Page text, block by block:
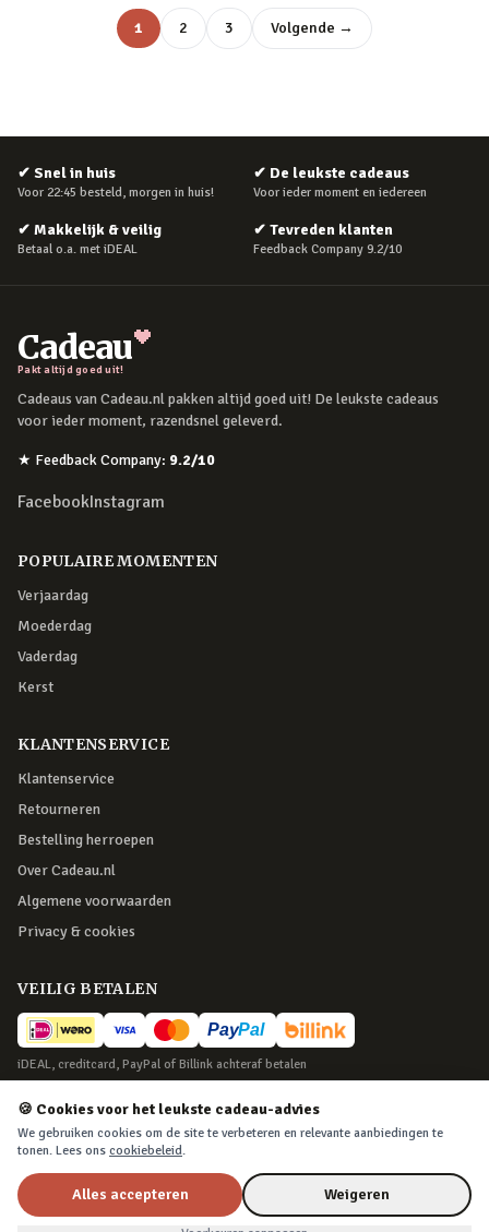
1 2 3 Volgende →
✔ Snel in huis
Voor 22:45 besteld, morgen in huis!
✔ De leukste cadeaus
Voor ieder moment en iedereen
✔ Makkelijk & veilig
Betaal o.a. met iDEAL
✔ Tevreden klanten
Feedback Company 9.2/10
Cadeau
Pakt altijd goed uit!
Cadeaus van Cadeau.nl pakken altijd goed uit! De leukste cadeaus
voor ieder moment, razendsnel geleverd.
★ Feedback Company: 9.2/10
FacebookInstagram
POPULAIRE MOMENTEN
Verjaardag
Moederdag
Vaderdag
Kerst
KLANTENSERVICE
Klantenservice
Retourneren
Bestelling herroepen
Over Cadeau.nl
Algemene voorwaarden
Privacy & cookies
VEILIG BETALEN
iDEAL, creditcard, PayPal of Billink achteraf betalen
BEZORGING
Voor 22:45 besteld, morgen in huis. Tot 365 dagen retourneren.
©2026Cadeau.nl — Alle rechten voorbehouden
🍪 Cookies voor het leukste cadeau-advies
We gebruiken cookies om de site te verbeteren en relevante aanbiedingen te
tonen. Lees ons cookiebeleid.
Alles accepteren Weigeren